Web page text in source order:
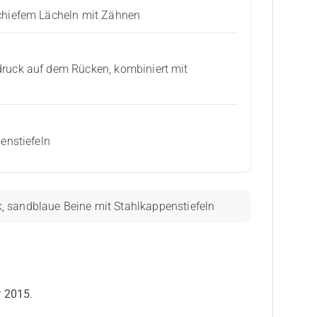
Lächeln mit Zähnen
auf dem Rücken, kombiniert mit
sandblaue Beine mit Stahlkappenstiefeln
2015.